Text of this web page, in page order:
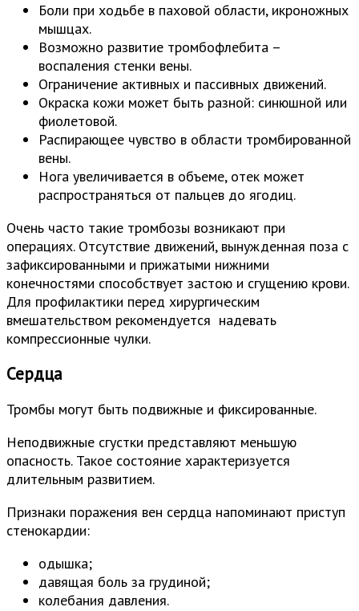
Боли при ходьбе в паховой области, икроножных
мышцах.
Возможно развитие тромбофлебита –
воспаления стенки вены.
Ограничение активных и пассивных движений.
Окраска кожи может быть разной: синюшной или
фиолетовой.
Распирающее чувство в области тромбированной
вены.
Нога увеличивается в объеме, отек может
распространяться от пальцев до ягодиц.
Очень часто такие тромбозы возникают при
операциях. Отсутствие движений, вынужденная поза с
зафиксированными и прижатыми нижними
конечностями способствует застою и сгущению крови.
Для профилактики перед хирургическим
вмешательством рекомендуется надевать
компрессионные чулки.
Сердца
Тромбы могут быть подвижные и фиксированные.
Неподвижные сгустки представляют меньшую
опасность. Такое состояние характеризуется
длительным развитием.
Признаки поражения вен сердца напоминают приступ
стенокардии:
одышка;
давящая боль за грудиной;
колебания давления.